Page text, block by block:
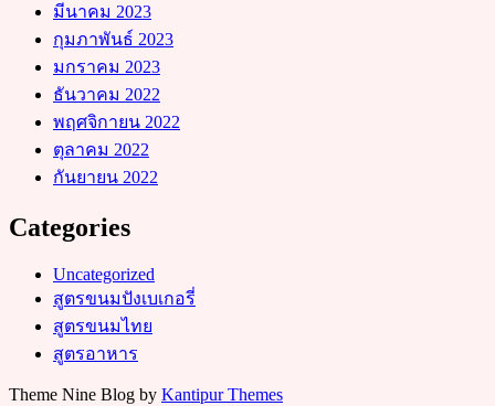
มีนาคม 2023
กุมภาพันธ์ 2023
มกราคม 2023
ธันวาคม 2022
พฤศจิกายน 2022
ตุลาคม 2022
กันยายน 2022
Categories
Uncategorized
สูตรขนมปังเบเกอรี่
สูตรขนมไทย
สูตรอาหาร
Theme Nine Blog by Kantipur Themes